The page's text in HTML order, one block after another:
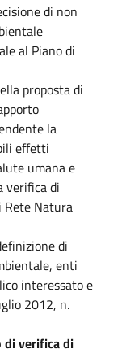
di non
al Piano di
proposta di
la
effetti
umana e
verifica di
Natura
di
enti
interessato e
2012, n.
di verifica di